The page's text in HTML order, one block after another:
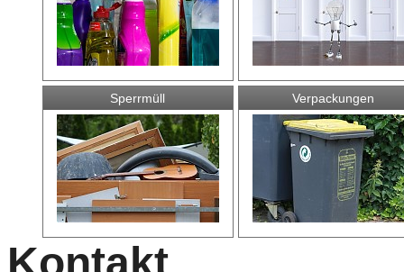
Sperrmüll Verpackungen
Kontakt